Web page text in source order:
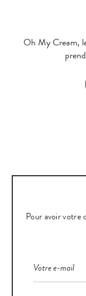
Oh My Cream,
Pour avoir votre